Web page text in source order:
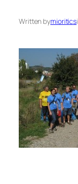
Written bymioritics